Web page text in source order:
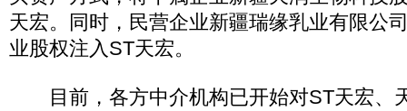
天宏。同时，民营企业新疆瑞缘乳业有限公
业股权注入ST天宏。
目前，各方中介机构已开始对ST天宏、